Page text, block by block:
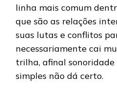
linha mais comum
que são as relações
suas lutas e conflitos
necessariamente cai
trilha, afinal
simples não dá certo.